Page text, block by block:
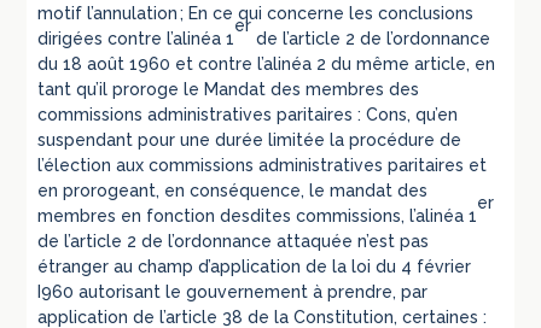
motif l’annulation ; En ce qui concerne les conclusions
dirigées contre l’alinéa 1
er
de l’article 2 de l’ordonnance
du 18 août 1960 et contre l’alinéa 2 du même article, en
tant qu’il proroge le Mandat des membres des
commissions administratives paritaires : Cons, qu’en
suspendant pour une durée limitée la procédure de
l’élection aux commissions administratives paritaires et
en prorogeant, en conséquence, le mandat des
membres en fonction desdites commissions, l’alinéa 1
er
de l’article 2 de l’ordonnance attaquée n’est pas
étranger au champ d’application de la loi du 4 février
I960 autorisant le gouvernement à prendre, par
application de l’article 38 de la Constitution, certaines :